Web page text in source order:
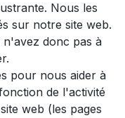
Nous les
sur notre site web.
donc pas à
pour nous aider à
de l'activité
web (les pages